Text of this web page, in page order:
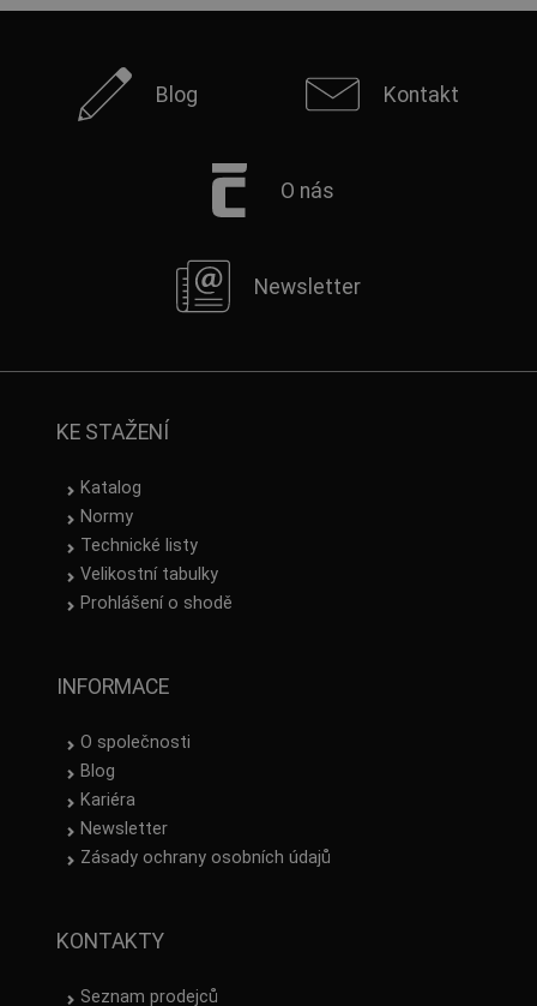
Blog Kontakt
O nás
Newsletter
KE STAŽENÍ
Katalog
Normy
Technické listy
Velikostní tabulky
Prohlášení o shodě
INFORMACE
O společnosti
Blog
Kariéra
Newsletter
Zásady ochrany osobních údajů
KONTAKTY
Seznam prodejců